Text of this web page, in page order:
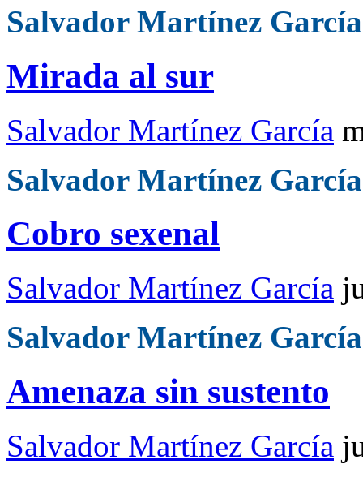
Salvador Martínez García
Mirada al sur
Salvador Martínez García
Salvador Martínez García
Cobro sexenal
Salvador Martínez García
Salvador Martínez García
Amenaza sin sustento
Salvador Martínez García